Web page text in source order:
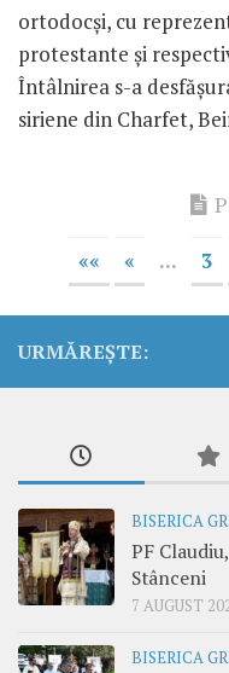
ortodocşi, cu
protestante şi
Întâlnirea s-a
siriene din Charfet,
«« « ... 3
URMĂREȘTE:
BISERICA
PF
Stânceni
7 AUGUST
BISERICA